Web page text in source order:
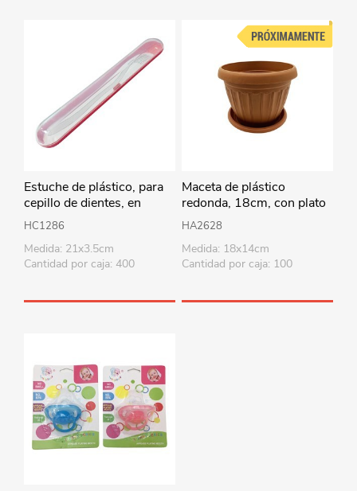
Estuche de plástico, para
cepillo de dientes, en
bolsa, varios colores
HC1286
Medida: 21x3.5cm
Cantidad por caja: 400
Maceta de plástico
redonda, 18cm, con plato
HA2628
Medida: 18x14cm
Cantidad por caja: 100